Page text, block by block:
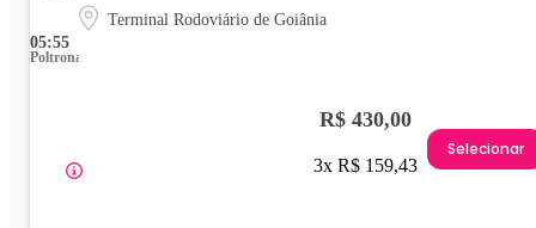
05:55
Terminal Rodoviário de Goiânia
Poltrona
R$ 430,00
3x R$ 159,43
Selecionar